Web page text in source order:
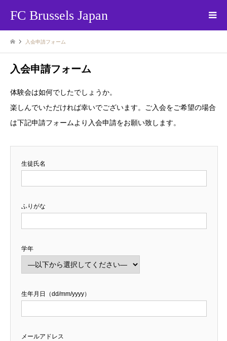
FC Brussels Japan
入会申請フォーム
入会申請フォーム
体験会は如何でしたでしょうか。
楽しんでいただければ幸いでございます。ご入会をご希望の場合
は下記申請フォームより入会申請をお願い致します。
生徒氏名
ふりがな
学年
生年月日（dd/mm/yyyy）
メールアドレス